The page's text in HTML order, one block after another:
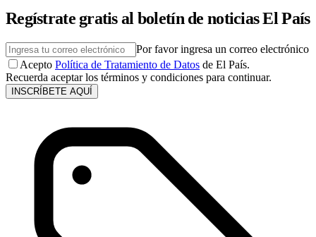
Regístrate gratis al boletín de noticias El País
Por favor ingresa un correo electrónico
Acepto Política de Tratamiento de Datos de El País.
Recuerda aceptar los términos y condiciones para continuar.
INSCRÍBETE AQUÍ